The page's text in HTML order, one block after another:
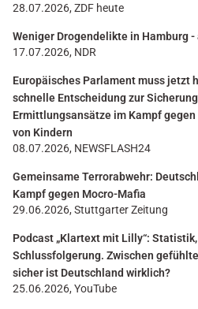
28.07.2026, ZDF heute
Weniger Drogendelikte in Hamburg
17.07.2026, NDR
Europäisches Parlament muss jetzt
schnelle Entscheidung zur
Ermittlungsansätze im Kampf
von Kindern
08.07.2026, NEWSFLASH24
Gemeinsame Terrorabwehr:
Kampf gegen Mocro-Mafia
29.06.2026, Stuttgarter Zeitung
Podcast „Klartext mit Lilly“:
Schlussfolgerung. Zwischen
sicher ist Deutschland wirklich?
25.06.2026, YouTube